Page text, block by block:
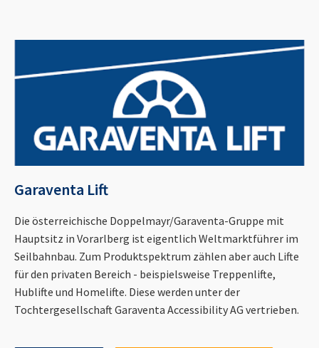
Garaventa Lift
Die österreichische Doppelmayr/Garaventa-Gruppe mit
Hauptsitz in Vorarlberg ist eigentlich Weltmarktführer im
Seilbahnbau. Zum Produktspektrum zählen aber auch Lifte
für den privaten Bereich - beispielsweise Treppenlifte,
Hublifte und Homelifte. Diese werden unter der
Tochtergesellschaft Garaventa Accessibility AG vertrieben.